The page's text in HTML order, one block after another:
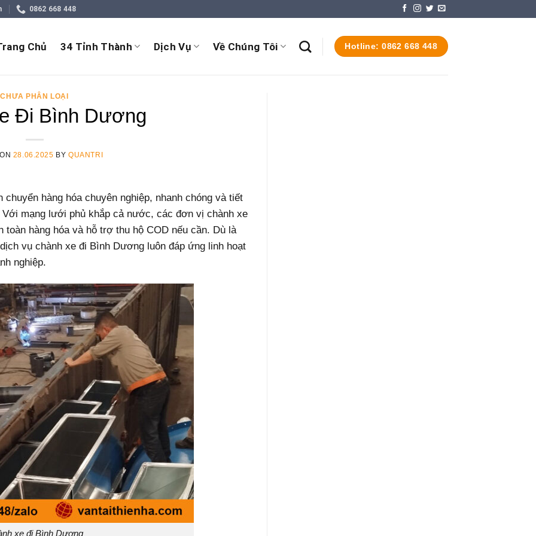
0862 668 448
Chủ 34 Tỉnh Thành Dịch Vụ Về Chúng Tôi Hotline: 0862 668 448
CHƯA PHÂN LOẠI
Đi Bình Dương
28.06.2025 BYQUANTRI
hàng hóa chuyên nghiệp, nhanh chóng và tiết
mạng lưới phủ khắp cả nước, các đơn vị chành xe
toàn hàng hóa và hỗ trợ thu hộ COD nếu cần. Dù là
vụ chành xe đi Bình Dương luôn đáp ứng linh hoạt
nghiệp.
xe đi Bình Dương